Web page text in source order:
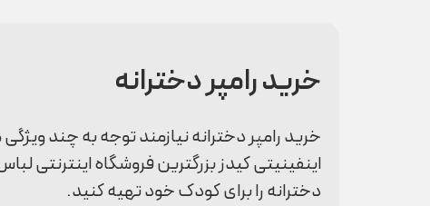
خرید رامپر دخترانه
خرید رامپر دخترانه نیازمند توجه به چند
اینفینیتی کیدز بزرگترین فروشگاه اینترنتی
دخترانه را برای کودک خود تهیه کنید.